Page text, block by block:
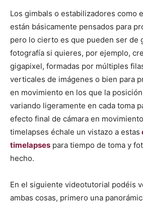
Los gimbals o estabilizadores como
están básicamente pensados para
pero lo cierto es que pueden ser de
fotografía si quieres, por ejemplo,
gigapixel, formadas por múltiples
verticales de imágenes o bien para
en movimiento en los que la
variando ligeramente en cada toma
efecto final de cámara en
timelapses échale un vistazo a estas
timelapses para tiempo de toma y
hecho.
En el siguiente videotutorial podéis
ambas cosas, primero una